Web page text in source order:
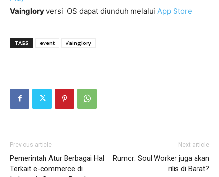
Vainglory versi iOS dapat diunduh melalui App Store
TAGS event Vainglory
Previous article
Pemerintah Atur Berbagai Hal
Terkait e-commerce di
Next article
Rumor: Soul Worker juga akan
rilis di Barat?